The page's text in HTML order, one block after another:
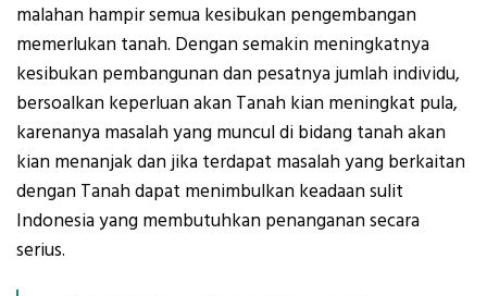
malahan hampir semua kesibukan pengembangan
memerlukan tanah. Dengan semakin meningkatnya
kesibukan pembangunan dan pesatnya jumlah individu,
bersoalkan keperluan akan Tanah kian meningkat pula,
karenanya masalah yang muncul di bidang tanah akan
kian menanjak dan jika terdapat masalah yang berkaitan
dengan Tanah dapat menimbulkan keadaan sulit
Indonesia yang membutuhkan penanganan secara
serius.